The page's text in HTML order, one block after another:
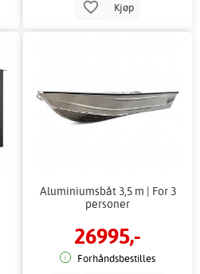
Kjøp
Aluminiumsbåt 3,5 m | For 3
personer
26995,-
Forhåndsbestilles